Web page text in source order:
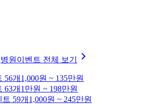
병원이벤트 전체 보기
56개 1,000원 ~ 135만원
63개 1만원 ~ 198만원
트 59개 1,000원 ~ 245만원